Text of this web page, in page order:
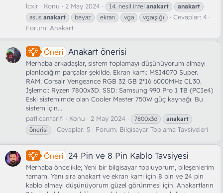
lcxir
Konu 2 May 2024 14. nesil intel anakart
anakart
asus anakart beyaz ekran vga vgaışığı
Cevaplar: 4
Forum: Anakart
Öneri Anakart önerisi
Merhaba arkadaşlar, sistem toplamayı düşünüyorum almayı
planladığım parçalar şekilde. Ekran kartı: MSI4070 Super.
RAM: Corsair Vengeance RGB 32 GB 2*16 6000MHz CL30.
İşlemci: Ryzen 7800x3D. SSD: Samsung 990 Pro 1 TB (PCIe4)
Eski sistemimde olan Cooler Master 750W güç kaynağı. Bu
sistem için...
patlicantarifi
Konu 2 May 2024 7800x3d
anakart
önerisi
Cevaplar: 5 Forum: Bilgisayar Toplama Tavsiyeleri
Öneri 24 Pin ve 8 Pin Kablo Tavsiyesi
Merhaba öncelikle; Yeni bir bilgisayar topluyorum, bileşenlerim
tamam. Yanı sıra anakart ve ekran kartı için 8 pin ve 24 pin
kablo almayı düşünüyorum güzel görünmesi için. Anakartların